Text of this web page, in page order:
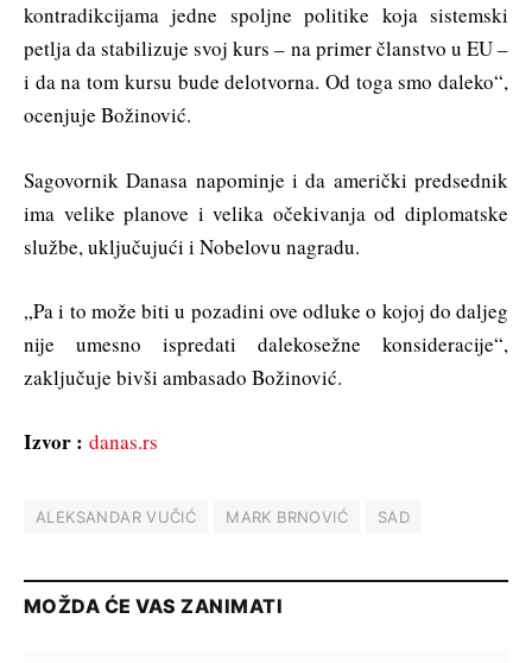
kontradikcijama jedne spoljne politike koja sistemski
petlja da stabilizuje svoj kurs – na primer članstvo u EU –
i da na tom kursu bude delotvorna. Od toga smo daleko“,
ocenjuje Božinović.
Sagovornik Danasa napominje i da američki predsednik
ima velike planove i velika očekivanja od diplomatske
službe, uključujući i Nobelovu nagradu.
„Pa i to može biti u pozadini ove odluke o kojoj do daljeg
nije umesno ispredati dalekosežne konsideracije“,
zaključuje bivši ambasado Božinović.
Izvor : danas.rs
ALEKSANDAR VUČIĆ MARK BRNOVIĆ SAD
MOŽDA ĆE VAS ZANIMATI